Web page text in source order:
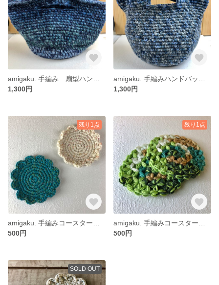
1,300円
1,300円
残り1点
500円
残り1点
500円
SOLD OUT